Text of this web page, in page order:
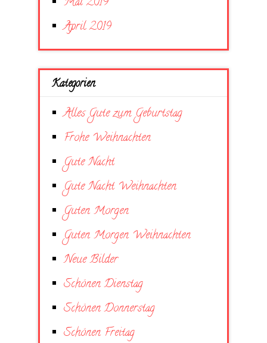
April 2019
Kategorien
Alles Gute zum Geburtstag
Frohe Weihnachten
Gute Nacht
Gute Nacht Weihnachten
Guten Morgen
Guten Morgen Weihnachten
Neue Bilder
Schönen Dienstag
Schönen Donnerstag
Schönen Freitag